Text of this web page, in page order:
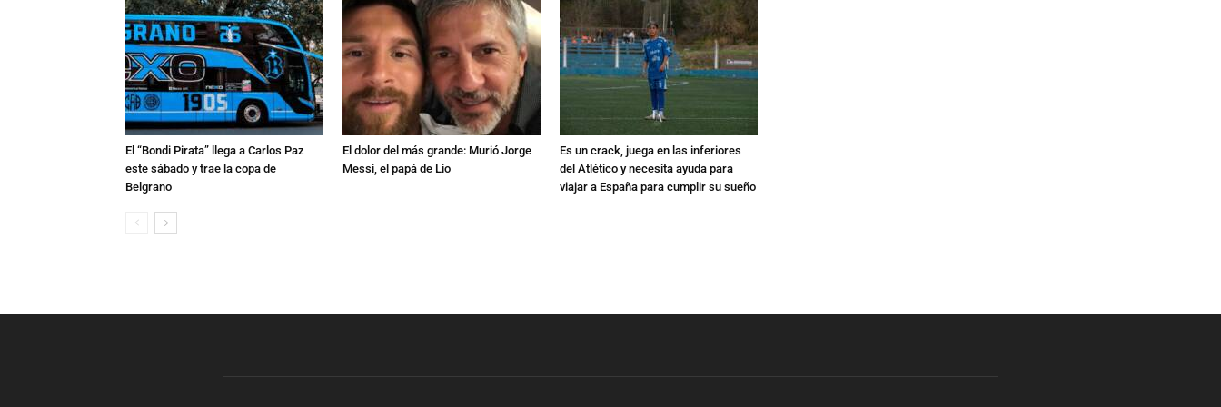
El “Bondi Pirata” llega a Carlos Paz
este sábado y trae la copa de
Belgrano
El dolor del más grande: Murió Jorge
Messi, el papá de Lio
Es un crack, juega en las inferiores
del Atlético y necesita ayuda para
viajar a España para cumplir su sueño